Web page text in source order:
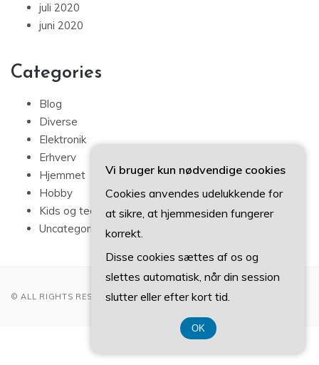
juli 2020
juni 2020
Categories
Blog
Diverse
Elektronik
Erhverv
Hjemmet
Hobby
Kids og teens
Uncategorized
© ALL RIGHTS RESERVED 2022
Vi bruger kun nødvendige cookies
Cookies anvendes udelukkende for
at sikre, at hjemmesiden fungerer
korrekt.
Disse cookies sættes af os og
slettes automatisk, når din session
slutter eller efter kort tid.
OK